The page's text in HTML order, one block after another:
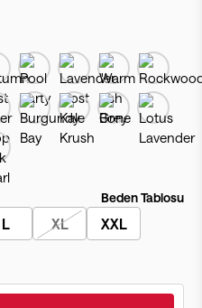
Beden Tablosu
L XL XXL